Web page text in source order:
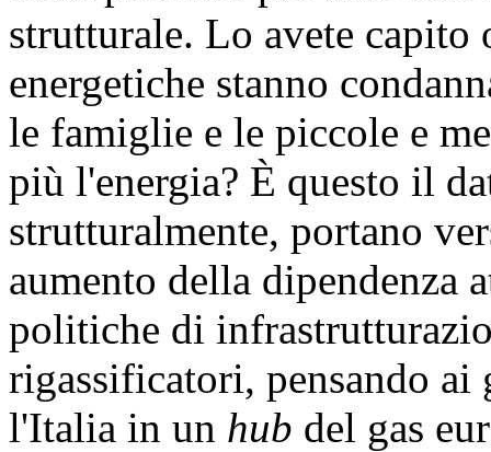
strutturale. Lo avete
energetiche stanno
le famiglie e le piccole e
più l'energia? È questo il
strutturalmente, portano
aumento della dipendenza
politiche di
rigassificatori, pensando
l'Italia in un hub del gas